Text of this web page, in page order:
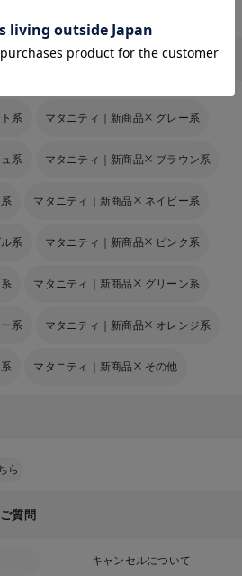
ーを探す
系 マタニティ｜新商品 グレー系
系 マタニティ｜新商品 ブラウン系
マタニティ｜新商品 ネイビー系
系 マタニティ｜新商品 ピンク系
マタニティ｜新商品 グリーン系
系 マタニティ｜新商品 オレンジ系
マタニティ｜新商品 その他
ら
質問
キャンセルについて
り商品を確認する